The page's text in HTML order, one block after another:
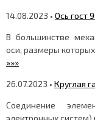
14.08.2023 • Ось гост
В большинстве
оси, размеры
»»»
26.07.2023 • Круглая
Соединение
электронных